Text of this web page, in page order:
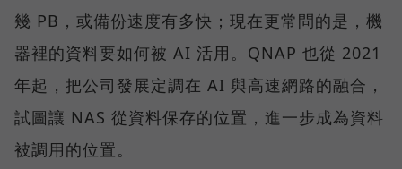
幾 PB，或備份速度有多快；現在更常問的是，機
器裡的資料要如何被 AI 活用。QNAP 也從 2021
年起，把公司發展定調在 AI 與高速網路的融合，
試圖讓 NAS 從資料保存的位置，進一步成為資料
被調用的位置。